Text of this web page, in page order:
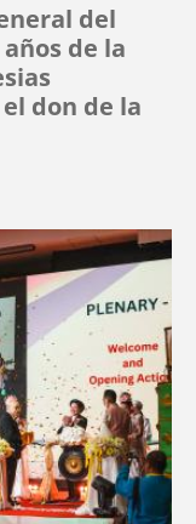
del
de la
don de la